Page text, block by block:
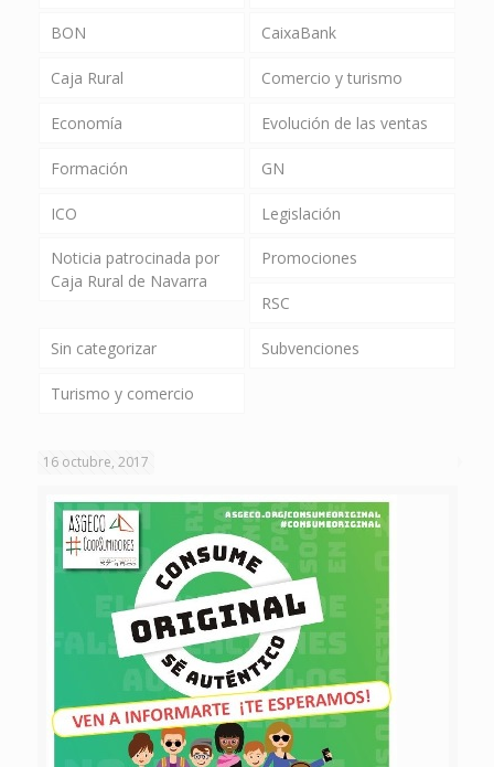
BON CaixaBank
Caja Rural Comercio y turismo
Economía Evolución de las ventas
Formación GN
ICO Legislación
Noticia patrocinada por
Caja Rural de Navarra
Promociones
RSC
Sin categorizar Subvenciones
Turismo y comercio
16 octubre, 2017